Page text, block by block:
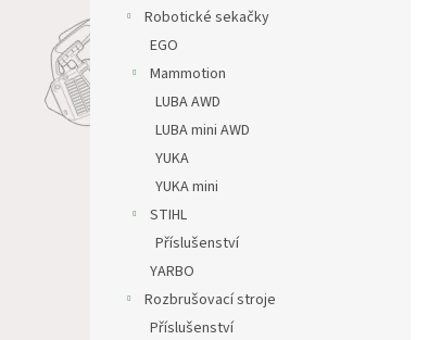
Robotické sekačky
EGO
Mammotion
LUBA AWD
LUBA mini AWD
YUKA
YUKA mini
STIHL
Příslušenství
YARBO
Rozbrušovací stroje
Příslušenství